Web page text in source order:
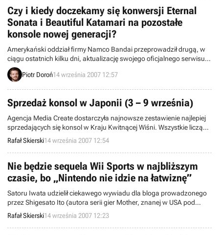
Czy i kiedy doczekamy się konwersji Eternal
Sonata i Beautiful Katamari na pozostałe
konsole nowej generacji?
Amerykański oddział firmy Namco Bandai przeprowadził drugą, w
ciągu ostatnich kilku dni, aktualizację swojego oficjalnego serwisu
internetowego. Tym razem zdecydował się jednak na usunięcie
dodanych wcześniej informacji sugerujących możliwość wydania
Piotr Doroń14 września 2007 12:57
Sprzedaż konsol w Japonii (3 – 9 września)
Agencja Media Create dostarczyła najnowsze zestawienie najlepiej
sprzedających się konsol w Kraju Kwitnącej Wiśni. Wszystkie liczące
się platformy na tamtejszym rynku zanotowały tym razem spadek
zainteresowania w stosunku do poprzedniego notowania.
Rafał Skierski14 września 2007 12:54
Nie będzie sequela Wii Sports w najbliższym
czasie, bo „Nintendo nie idzie na łatwiznę”
Satoru Iwata udzielił ciekawego wywiadu dla bloga prowadzonego
przez Shigesato Ito (autora serii gier Mother, znanej w USA pod
nazwą EarthBound). Według prezesa Nintendo, jego firma „nie idzie
na łatwiznę”. Jej misją jest pozytywnie zaskakiwać graczy.
Rafał Skierski14 września 2007 12:23